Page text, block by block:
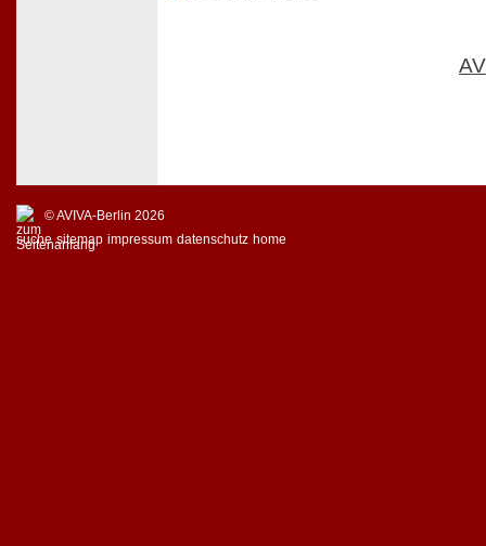
© AVIVA-Berlin 2026
suche sitemap impressum datenschutz home